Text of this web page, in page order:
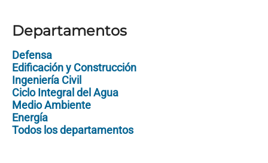
Departamentos
Defensa
Edificación y Construcción
Ingeniería Civil
Ciclo Integral del Agua
Medio Ambiente
Energía
Todos los departamentos